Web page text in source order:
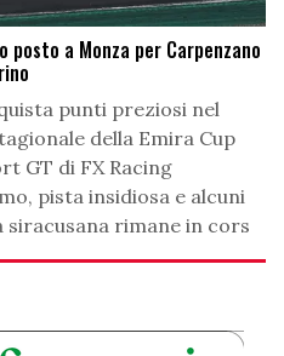
posto a Monza per Carpenzano
punti preziosi nel
della Emira Cup
GT di FX Racing
pista insidiosa e alcuni
rimane in cors